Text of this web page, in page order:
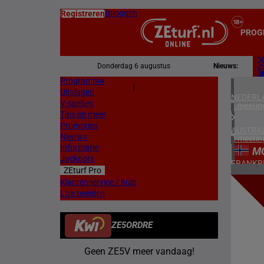
RegistrerenInloggen
Donderdag 6 augustus Nieuws:
Programma
Uitslagen
V-spellen
Tips en meer
Promoties
Nieuws
Informatie
Jackpots
ZEturf Pro
Klantenservice / hulp
Live beelden
ZE5ORDRE
Geen ZE5V meer vandaag!
1
2
1
6
21/04/